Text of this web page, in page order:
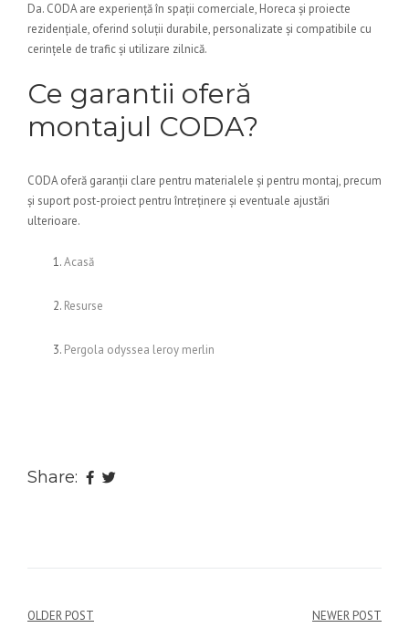
Da. CODA are experiență în spații comerciale, Horeca și proiecte
rezidențiale, oferind soluții durabile, personalizate și compatibile cu
cerințele de trafic și utilizare zilnică.
Ce garantii oferă
montajul CODA?
CODA oferă garanții clare pentru materialele și pentru montaj, precum
și suport post-proiect pentru întreținere și eventuale ajustări
ulterioare.
Acasă
Resurse
Pergola odyssea leroy merlin
Share:
Navigare
OLDER POST NEWER POST